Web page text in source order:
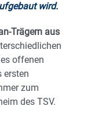
wird.
Trägern aus
offenen
ersten
zum
des TSV.